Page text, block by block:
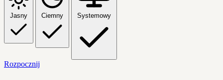
Jasny Ciemny Systemowy
Rozpocznij